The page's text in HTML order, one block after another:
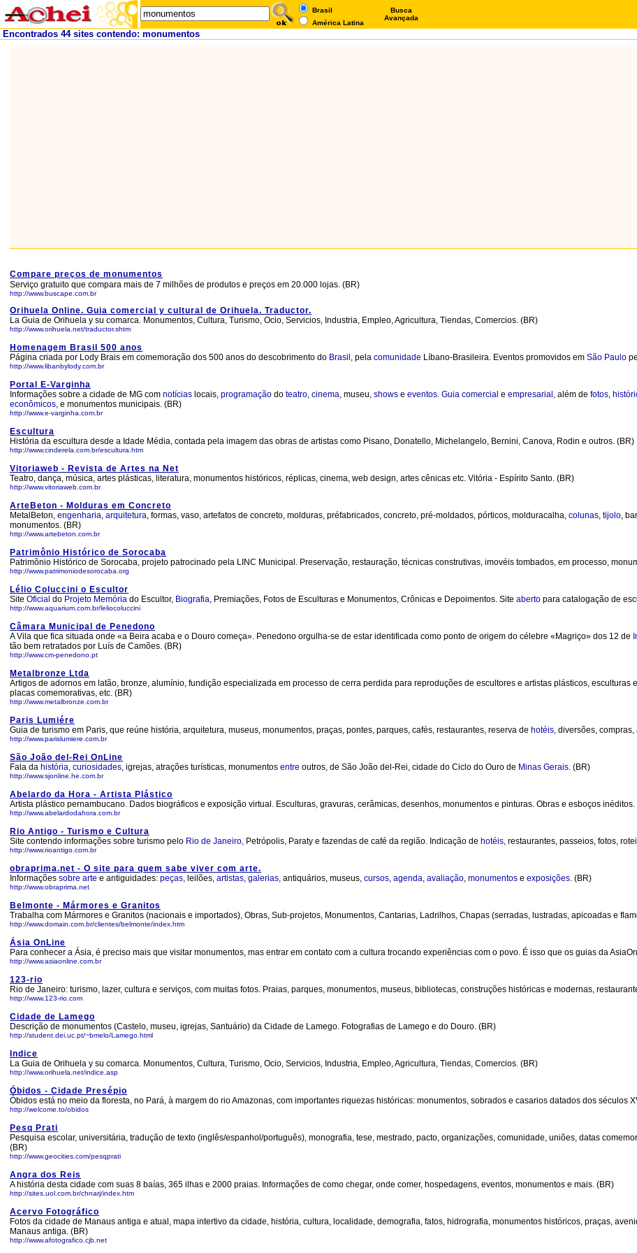
Brasil
América Latina
Busca
Avançada
Encontrados 44 sites contendo: monumentos
Compare preços de monumentos
Serviço gratuito que compara mais de 7 milhões de produtos e preços em 20.000 lojas. (BR)
http://www.buscape.com.br
Orihuela Online. Guia comercial y cultural de Orihuela. Traductor.
La Guia de Orihuela y su comarca. Monumentos, Cultura, Turismo, Ocio, Servicios, Industria, Empleo, Agricultura, Tiendas, Comercios. (BR)
http://www.orihuela.net/traductor.shtm
Homenagem Brasil 500 anos
Página criada por Lody Brais em comemoração dos 500 anos do descobrimento do Brasil , pela comunidade Líbano-Brasileira. Eventos promovidos em São Paulo
http://www.libanbylody.com.br
Portal E-Varginha
Informações sobre a cidade de MG com notícias locais, programação do teatro, cinema, museu, shows e eventos. Guia comercial e empresarial , além de fotos,
econômicos, e monumentos municipais. (BR)
http://www.e-varginha.com.br
Escultura
História da escultura desde a Idade Média, contada pela imagem das obras de artistas como Pisano, Donatello, Michelangelo, Bernini, Canova, Rodin e outros. (BR)
http://www.cinderela.com.br/escultura.htm
Vitoriaweb - Revista de Artes na Net
Teatro, dança, música, artes plásticas, literatura, monumentos históricos, réplicas, cinema, web design, artes cênicas etc. Vitória - Espírito Santo. (BR)
http://www.vitoriaweb.com.br
ArteBeton - Molduras em Concreto
MetalBeton, engenharia, arquitetura, formas, vaso, artefatos de concreto, molduras, préfabricados, concreto, pré-moldados, pórticos, molduracalha, colunas, tijolo,
monumentos. (BR)
http://www.artebeton.com.br
Patrimônio Histórico de Sorocaba
Patrimônio Histórico de Sorocaba, projeto patrocinado pela LINC Municipal. Preservação, restauração, técnicas construtivas, imovéis tombados, em processo,
http://www.patrimoniodesorocaba.org
Lélio Coluccini o Escultor
Site Oficial do Projeto Memória do Escultor, Biografia, Premiações, Fotos de Esculturas e Monumentos, Crônicas e Depoimentos. Site aberto para catalogação de
http://www.aquarium.com.br/leliocoluccini
Câmara Municipal de Penedono
A Vila que fica situada onde «a Beira acaba e o Douro começa». Penedono orgulha-se de estar identificada como ponto de origem do célebre «Magriço» dos 12 de
tão bem retratados por Luís de Camões. (BR)
http://www.cm-penedono.pt
Metalbronze Ltda
Artigos de adornos em latão, bronze, alumínio, fundição especializada em processo de cerra perdida para reproduções de escultores e artistas plásticos, esculturas
placas comemorativas, etc. (BR)
http://www.metalbronze.com.br
Paris Lumiére
Guia de turismo em Paris, que reúne história, arquitetura, museus, monumentos, praças, pontes, parques, cafés, restaurantes, reserva de hotéis, diversões,
http://www.parislumiere.com.br
São João del-Rei OnLine
Fala da história, curiosidades, igrejas, atrações turísticas, monumentos entre outros, de São João del-Rei, cidade do Ciclo do Ouro de Minas Gerais. (BR)
http://www.sjonline.he.com.br
Abelardo da Hora - Artista Plástico
Artista plástico pernambucano. Dados biográficos e exposição virtual. Esculturas, gravuras, cerâmicas, desenhos, monumentos e pinturas. Obras e esboços inéditos.
http://www.abelardodahora.com.br
Rio Antigo - Turismo e Cultura
Site contendo informações sobre turismo pelo Rio de Janeiro, Petrópolis, Paraty e fazendas de café da região. Indicação de hotéis, restaurantes, passeios, fotos,
http://www.rioantigo.com.br
obraprima.net - O site para quem sabe viver com arte.
Informações sobre arte e antiguidades: peças, leilões, artistas, galerias, antiquários, museus, cursos, agenda, avaliação, monumentos e exposições. (BR)
http://www.obraprima.net
Belmonte - Mármores e Granitos
Trabalha com Mármores e Granitos (nacionais e importados), Obras, Sub-projetos, Monumentos, Cantarias, Ladrilhos, Chapas (serradas, lustradas, apicoadas e
http://www.domain.com.br/clientes/belmonte/index.htm
Ásia OnLine
Para conhecer a Ásia, é preciso mais que visitar monumentos, mas entrar em contato com a cultura trocando experiências com o povo. É isso que os guias da
http://www.asiaonline.com.br
123-rio
Rio de Janeiro: turismo, lazer, cultura e serviços, com muitas fotos. Praias, parques, monumentos, museus, bibliotecas, construções históricas e modernas,
http://www.123-rio.com
Cidade de Lamego
Descrição de monumentos (Castelo, museu, igrejas, Santuário) da Cidade de Lamego. Fotografias de Lamego e do Douro. (BR)
http://student.dei.uc.pt/~bmelo/Lamego.html
Indice
La Guia de Orihuela y su comarca. Monumentos, Cultura, Turismo, Ocio, Servicios, Industria, Empleo, Agricultura, Tiendas, Comercios. (BR)
http://www.orihuela.net/indice.asp
Óbidos - Cidade Presépio
Óbidos está no meio da floresta, no Pará, à margem do rio Amazonas, com importantes riquezas históricas: monumentos, sobrados e casarios datados dos séculos
http://welcome.to/obidos
Pesq Prati
Pesquisa escolar, universitária, tradução de texto (inglês/espanhol/português), monografia, tese, mestrado, pacto, organizações, comunidade, uniões, datas
(BR)
http://www.geocities.com/pesqprati
Angra dos Reis
A história desta cidade com suas 8 baías, 365 ilhas e 2000 praias. Informações de como chegar, onde comer, hospedagens, eventos, monumentos e mais. (BR)
http://sites.uol.com.br/chnarj/index.htm
Acervo Fotográfico
Fotos da cidade de Manaus antiga e atual, mapa intertivo da cidade, história, cultura, localidade, demografia, fatos, hidrografia, monumentos históricos, praças,
Manaus antiga. (BR)
http://www.afotografico.cjb.net